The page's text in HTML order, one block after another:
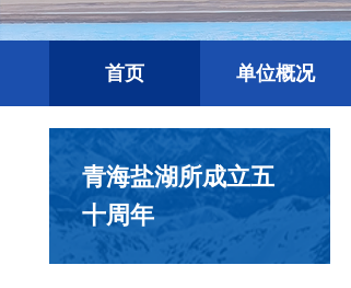
首页 单位概况
青海盐湖所成立五
十周年